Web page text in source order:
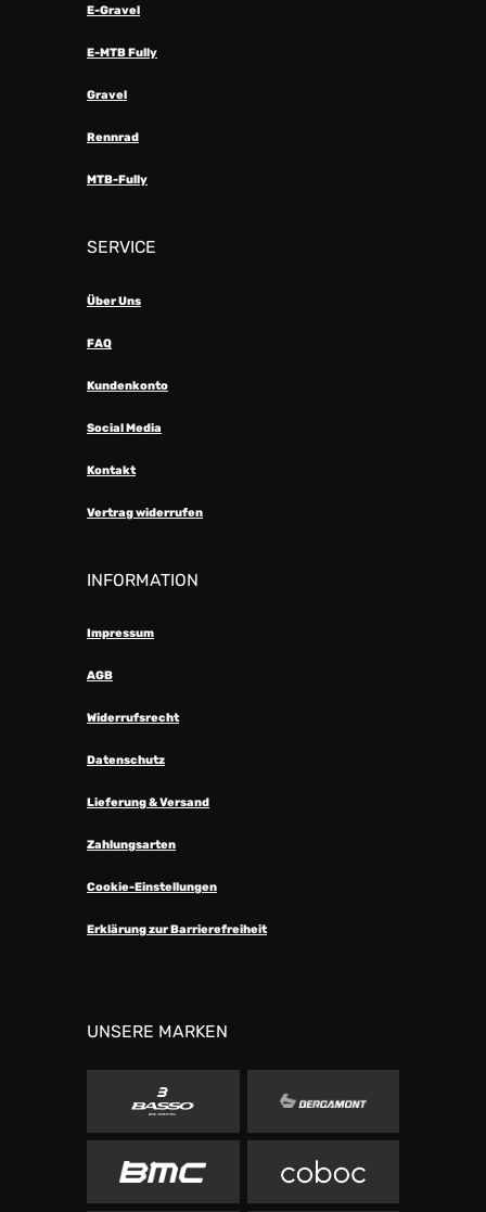
E-Gravel
E-MTB Fully
Gravel
Rennrad
MTB-Fully
SERVICE
Über Uns
FAQ
Kundenkonto
Social Media
Kontakt
Vertrag widerrufen
INFORMATION
Impressum
AGB
Widerrufsrecht
Datenschutz
Lieferung & Versand
Zahlungsarten
Cookie-Einstellungen
Erklärung zur Barrierefreiheit
UNSERE MARKEN